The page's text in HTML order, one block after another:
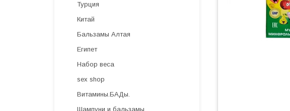
Турция
Китай
Бальзамы Алтая
Египет
Набор веса
sex shop
Витамины.БАДы.
Шампуни и бальзамы